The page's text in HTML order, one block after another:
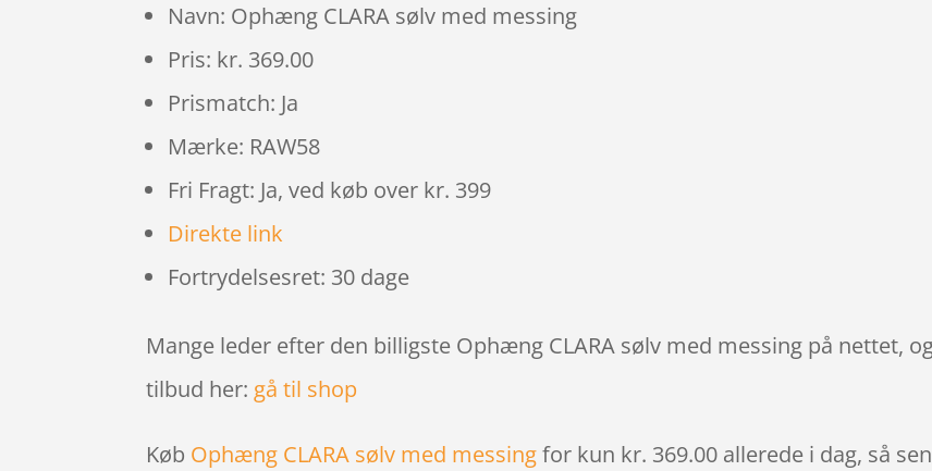
Navn: Ophæng CLARA sølv med messing
Pris: kr. 369.00
Prismatch: Ja
Mærke: RAW58
Fri Fragt: Ja, ved køb over kr. 399
Direkte link
Fortrydelsesret: 30 dage
Mange leder efter den billigste Ophæng CLARA sølv med messing på nettet,
tilbud her:gå til shop
Køb Ophæng CLARA sølv med messingfor kun kr. 369.00 allerede i dag, så